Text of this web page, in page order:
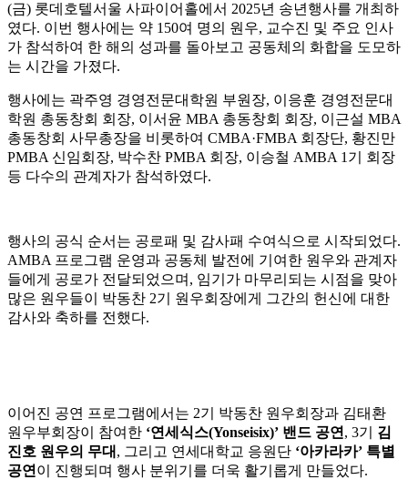
(금) 롯데호텔서울 사파이어홀에서 2025년 송년행사를 개최하
였다. 이번 행사에는 약 150여 명의 원우, 교수진 및 주요 인사
가 참석하여 한 해의 성과를 돌아보고 공동체의 화합을 도모하
는 시간을 가졌다.
행사에는 곽주영 경영전문대학원 부원장, 이응훈 경영전문대
학원 총동창회 회장, 이서윤 MBA 총동창회 회장, 이근설 MBA
총동창회 사무총장을 비롯하여 CMBA·FMBA 회장단, 황진만
PMBA 신임회장, 박수찬 PMBA 회장, 이승철 AMBA 1기 회장
등 다수의 관계자가 참석하였다.
행사의 공식 순서는 공로패 및 감사패 수여식으로 시작되었다.
AMBA 프로그램 운영과 공동체 발전에 기여한 원우와 관계자
들에게 공로가 전달되었으며, 임기가 마무리되는 시점을 맞아
많은 원우들이 박동찬 2기 원우회장에게 그간의 헌신에 대한
감사와 축하를 전했다.
이어진 공연 프로그램에서는 2기 박동찬 원우회장과 김태환
원우부회장이 참여한 ‘연세식스(Yonseisix)’ 밴드 공연 , 3기 김
진호 원우의 무대 , 그리고 연세대학교 응원단 ‘아카라카’ 특별
공연 이 진행되며 행사 분위기를 더욱 활기롭게 만들었다.